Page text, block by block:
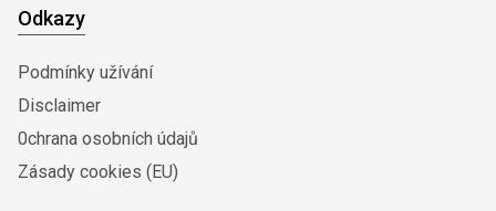
Odkazy
Podmínky užívání
Disclaimer
0chrana osobních údajů
Zásady cookies (EU)